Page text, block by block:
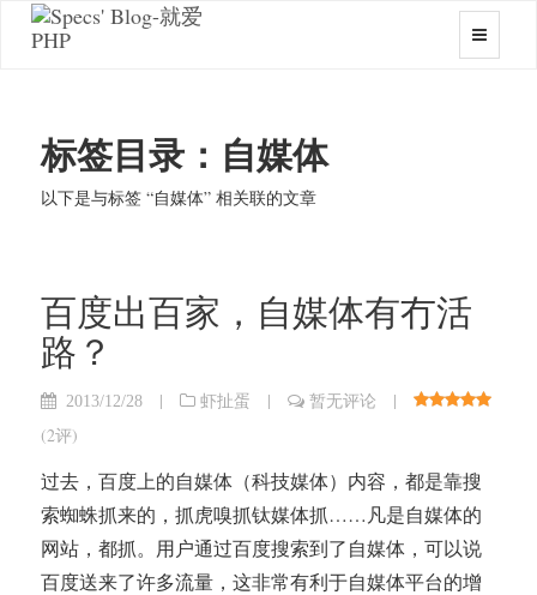
标签目录：自媒体
以下是与标签 “自媒体” 相关联的文章
百度出百家，自媒体有冇活
路？
2013/12/28 | 虾扯蛋 | 暂无评论
|
(2评)
过去，百度上的自媒体（科技媒体）内容，都是靠搜
索蜘蛛抓来的，抓虎嗅抓钛媒体抓……凡是自媒体的
网站，都抓。用户通过百度搜索到了自媒体，可以说
百度送来了许多流量，这非常有利于自媒体平台的增